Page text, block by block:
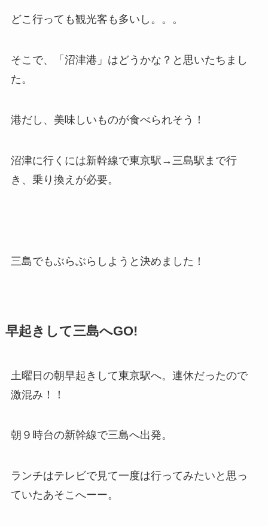
どこ行っても観光客も多いし。。。
そこで、「沼津港」はどうかな？と思いたちまし
た。
港だし、美味しいものが食べられそう！
沼津に行くには新幹線で東京駅→三島駅まで行
き、乗り換えが必要。
三島でもぶらぶらしようと決めました！
早起きして三島へGO!
土曜日の朝早起きして東京駅へ。連休だったので
激混み！！
朝９時台の新幹線で三島へ出発。
ランチはテレビで見て一度は行ってみたいと思っ
ていたあそこへーー。